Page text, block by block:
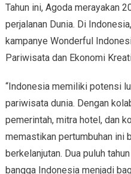
Tahun ini, Agoda merayakan
perjalanan Dunia. Di
kampanye Wonderful
Pariwisata dan Ekonomi
“Indonesia memiliki potensi
pariwisata dunia. Dengan
pemerintah, mitra hotel, dan
memastikan pertumbuhan ini
berkelanjutan. Dua puluh
bangga Indonesia menjadi